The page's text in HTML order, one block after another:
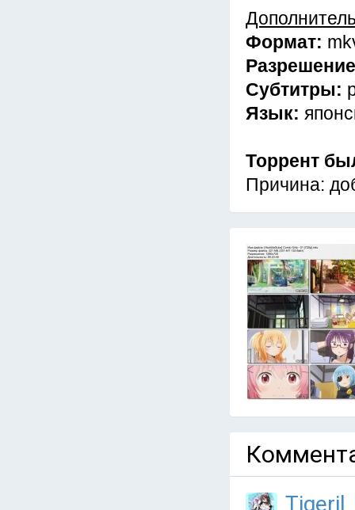
Формат:
Субтитры:
Язык:
Торрент
Причина:
Tigeril